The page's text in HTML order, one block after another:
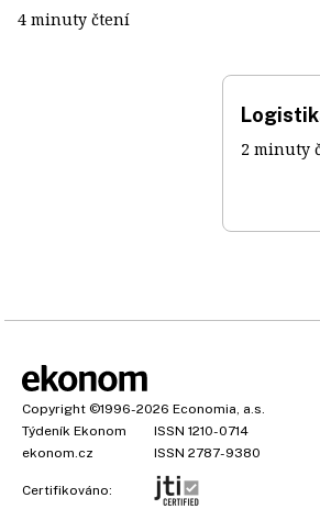
4 minuty čtení
2 minuty
Copyright ©1996-2026 Economia, a.s.
Týdeník Ekonom
ISSN 1210-0714
ekonom.cz
ISSN 2787-9380
Certifikováno: